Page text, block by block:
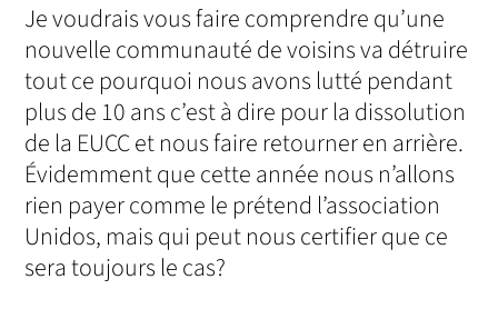
Je voudrais vous faire comprendre qu’une
nouvelle communauté de voisins va détruire
tout ce pourquoi nous avons lutté pendant
plus de 10 ans c’est à dire pour la dissolution
de la EUCC et nous faire retourner en arrière.
Évidemment que cette année nous n’allons
rien payer comme le prétend l’association
Unidos, mais qui peut nous certifier que ce
sera toujours le cas?